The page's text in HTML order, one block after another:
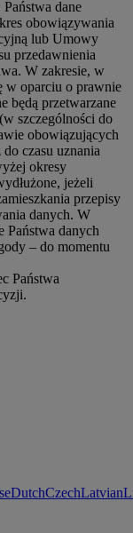
dane
obowiązywania
lub Umowy
przedawnienia
W zakresie, w
w oparciu o prawnie
będą przetwarzane
szczególności do
obowiązujących
czasu uznania
okresy
jeżeli
przepisy
danych. W
Państwa danych
– do momentu
Państwa
DutchCzechLatvian